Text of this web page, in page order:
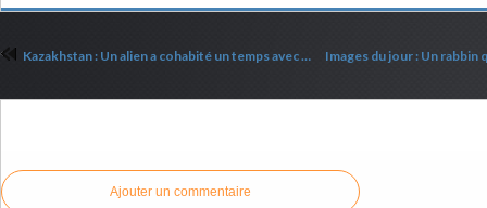
Kazakhstan : Un alien a cohabité un temps avec un homme dans un village
Ajouter un commentaire